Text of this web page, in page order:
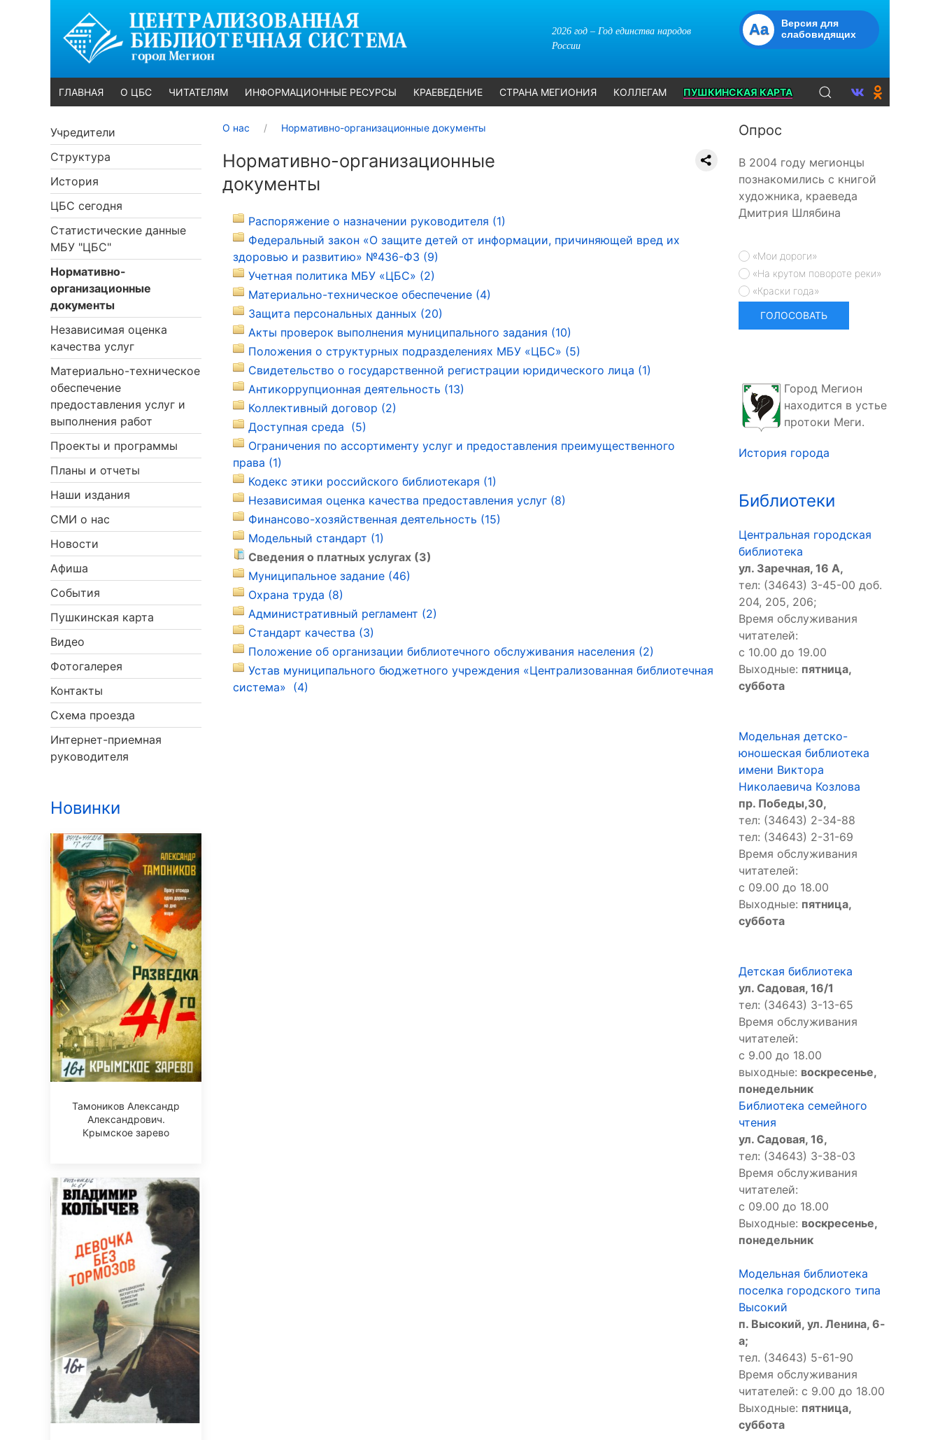
2026 год – Год единства народов
России
Aa
Версия для
слабовидящих
ГЛАВНАЯ О ЦБС ЧИТАТЕЛЯМ ИНФОРМАЦИОННЫЕ РЕСУРСЫ КРАЕВЕДЕНИЕ СТРАНА МЕГИОНИЯ КОЛЛЕГАМ ПУШКИНСКАЯ КАРТА
Учредители
Структура
История
ЦБС сегодня
Статистические данные
МБУ "ЦБС"
Нормативно-
организационные
документы
Независимая оценка
качества услуг
Материально-техническое
обеспечение
предоставления услуг и
выполнения работ
Проекты и программы
Планы и отчеты
Наши издания
СМИ о нас
Новости
Афиша
События
Пушкинская карта
Видео
Фотогалерея
Контакты
Схема проезда
Интернет-приемная
руководителя
Новинки
Тамоников Александр
Александрович.
Крымское зарево
О нас Нормативно-организационные документы
Нормативно-организационные
документы
Распоряжение о назначении руководителя (1)
Федеральный закон «О защите детей от информации, причиняющей вред их
здоровью и развитию» №436-ФЗ (9)
Учетная политика МБУ «ЦБС» (2)
Материально-техническое обеспечение (4)
Защита персональных данных (20)
Акты проверок выполнения муниципального задания (10)
Положения о структурных подразделениях МБУ «ЦБС» (5)
Свидетельство о государственной регистрации юридического лица (1)
Антикоррупционная деятельность (13)
Коллективный договор (2)
Доступная среда (5)
Ограничения по ассортименту услуг и предоставления преимущественного
права (1)
Кодекс этики российского библиотекаря (1)
Независимая оценка качества предоставления услуг (8)
Финансово-хозяйственная деятельность (15)
Модельный стандарт (1)
Сведения о платных услугах (3)
Муниципальное задание (46)
Охрана труда (8)
Административный регламент (2)
Стандарт качества (3)
Положение об организации библиотечного обслуживания населения (2)
Устав муниципального бюджетного учреждения «Централизованная библиотечная
система» (4)
Опрос
В 2004 году мегионцы
познакомились с книгой
художника, краеведа
Дмитрия Шлябина
«Мои дороги»
«На крутом повороте реки»
«Краски года»
Город Мегион
находится в устье
протоки Меги.
История города
Библиотеки
Центральная городская
библиотека
ул. Заречная, 16 А,
тел: (34643) 3-45-00 доб.
204, 205, 206;
Время обслуживания
читателей:
с 10.00 до 19.00
Выходные: пятница,
суббота
Модельная детско-
юношеская библиотека
имени Виктора
Николаевича Козлова
пр. Победы,30,
тел: (34643) 2-34-88
тел: (34643) 2-31-69
Время обслуживания
читателей:
с 09.00 до 18.00
Выходные: пятница,
суббота
Детская библиотека
ул. Садовая, 16/1
тел: (34643) 3-13-65
Время обслуживания
читателей:
с 9.00 до 18.00
выходные: воскресенье,
понедельник
Библиотека семейного
чтения
ул. Садовая, 16,
тел: (34643) 3-38-03
Время обслуживания
читателей:
с 09.00 до 18.00
Выходные: воскресенье,
понедельник
Модельная библиотека
поселка городского типа
Высокий
п. Высокий, ул. Ленина, 6-
а;
тел. (34643) 5-61-90
Время обслуживания
читателей: с 9.00 до 18.00
Выходные: пятница,
суббота